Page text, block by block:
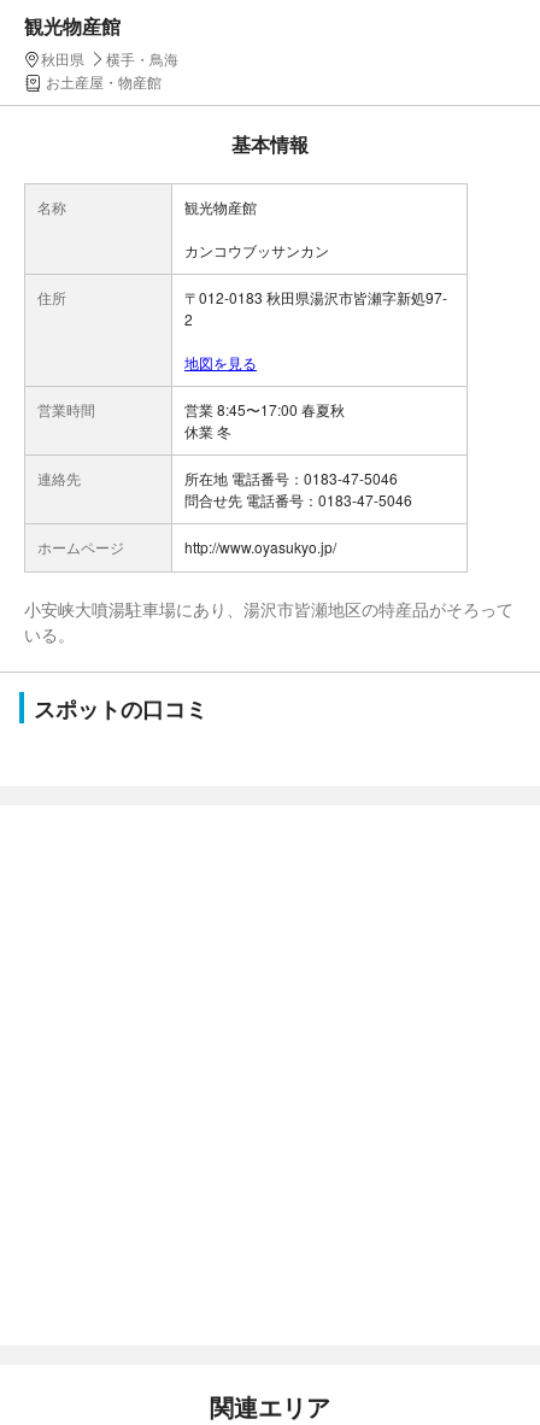
観光物産館
秋田県
横手・鳥海
お土産屋・物産館
基本情報
名称 観光物産館
カンコウブッサンカン
住所
〒012-0183 秋田県湯沢市皆瀬字新処97-
2
地図を見る
営業時間
営業 8:45〜17:00 春夏秋
休業 冬
連絡先
所在地 電話番号：0183-47-5046
問合せ先 電話番号：0183-47-5046
ホームページ http://www.oyasukyo.jp/
小安峡大噴湯駐車場にあり、湯沢市皆瀬地区の特産品がそろって
いる。
スポットの口コミ
関連エリア